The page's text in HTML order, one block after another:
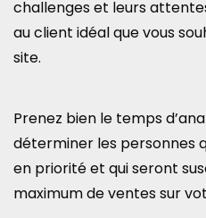
challenges et leurs
au client idéal que vous
site.
Prenez bien le temps
déterminer les personnes
en priorité et qui seront
maximum de ventes sur